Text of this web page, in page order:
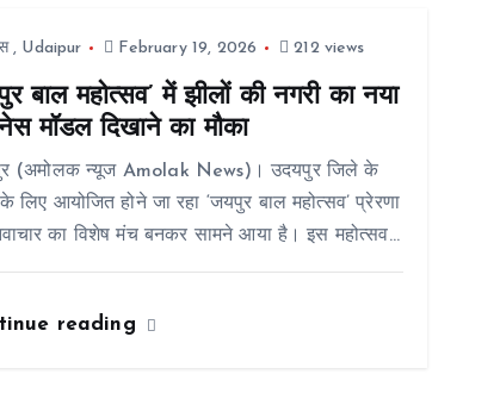
, Udaipur February 19, 2026 212 views
बाल महोत्सव’ में झीलों की नगरी का नया
मॉडल दिखाने का मौका
(अमोलक न्यूज Amolak News)। उदयपुर जिले के
लिए आयोजित होने जा रहा ‘जयपुर बाल महोत्सव’ प्रेरणा
का विशेष मंच बनकर सामने आया है। इस महोत्सव…
reading